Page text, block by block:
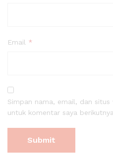
Email *
Simpan nama, email, dan
untuk komentar saya